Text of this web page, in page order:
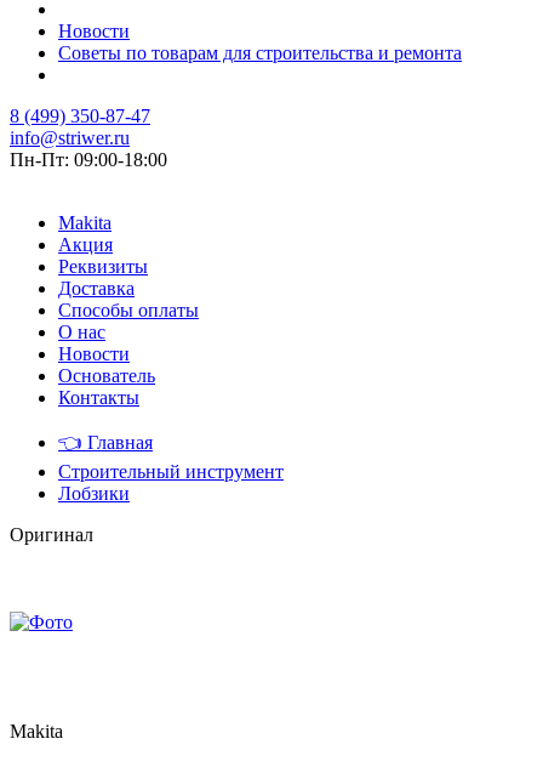
Новости
Советы по товарам для строительства и ремонта
8 (499) 350-87-47
info@striwer.ru
Пн-Пт: 09:00-18:00
Makita
Акция
Реквизиты
Доставка
Способы оплаты
О нас
Новости
Основатель
Контакты
👈 Главная
Строительный инструмент
Лобзики
Оригинал
Makita